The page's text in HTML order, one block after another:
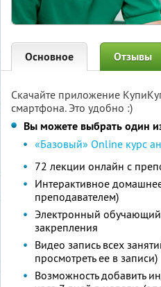
Основное Отзывы
Скачайте приложение
смартфона. Это удобно :)
Вы можете выбрать один
«Базовый» Online курс
72 лекции онлайн с
Интерактивное
преподавателем)
Электронный обучающий
закрепления
Видео запись всех
просмотреть ее в записи)
Возможность добавить